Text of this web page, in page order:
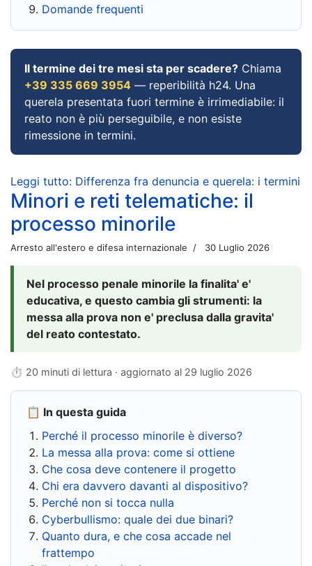
Domande frequenti
Il termine dei tre mesi sta per scadere? Chiama
+39 335 669 3954 — reperibilità h24. Una
querela presentata fuori termine è irrimediabile: il
reato non è più perseguibile, e non esiste
rimessione in termini.
Leggi tutto: Differenza fra denuncia e querela: i termini
Minori e reti telematiche: il
processo minorile
Arresto all'estero e difesa internazionale 30 Luglio 2026
Nel processo penale minorile la finalita' e'
educativa, e questo cambia gli strumenti: la
messa alla prova non e' preclusa dalla gravita'
del reato contestato.
⏱ 20 minuti di lettura · aggiornato al 29 luglio 2026
📋 In questa guida
Perché il processo minorile è diverso?
La messa alla prova: come si ottiene
Che cosa deve contenere il progetto
Chi era davvero davanti al dispositivo?
Perché non si tocca nulla
Cyberbullismo: quale dei due binari?
Quanto dura, e che cosa accade nel
frattempo